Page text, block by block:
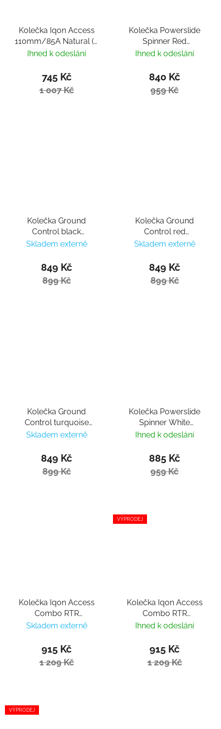
Kolečka Iqon Access
110mm/85A Natural (3
ks)
Ihned k odeslání
745 Kč
1 007 Kč
Kolečka Powerslide
Spinner Red
110mm/88a (3ks)
Ihned k odeslání
840 Kč
959 Kč
Kolečka Ground
Control black
110mm/85a (3ks)
Skladem externě
849 Kč
899 Kč
Kolečka Ground
Control red
110mm/85a (3ks)
Skladem externě
849 Kč
899 Kč
Kolečka Ground
Control turquoise
110mm/85a (3ks)
Skladem externě
849 Kč
899 Kč
Kolečka Powerslide
Spinner White
110mm/88a (3ks)
Ihned k odeslání
885 Kč
959 Kč
Kolečka Iqon Access
Combo RTR
110mm/85A Dark Grey
Skladem externě
915 Kč
1 209 Kč
VÝPRODEJ
Kolečka Iqon Access
Combo RTR
110mm/85A Natural (3
Ihned k odeslání
915 Kč
1 209 Kč
VÝPRODEJ